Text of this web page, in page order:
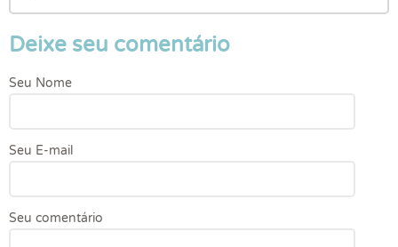
Deixe seu comentário
Seu Nome
Seu E-mail
Seu comentário